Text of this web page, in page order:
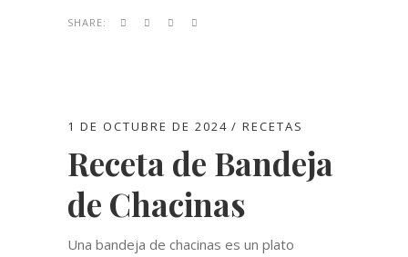
SHARE:
1 DE OCTUBRE DE 2024 RECETAS
Receta de Bandeja
de Chacinas
Una bandeja de chacinas es un plato